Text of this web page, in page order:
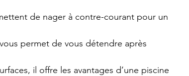
de nager à contre-courant pour un
permet de vous détendre après
il offre les avantages d’une piscine